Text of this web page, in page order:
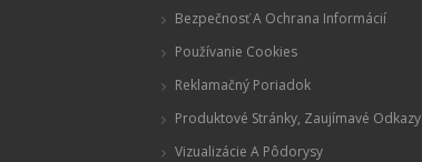
Bezpečnosť A Ochrana Informácií
Používanie Cookies
Reklamačný Poriadok
Produktové Stránky, Zaujímavé Odkazy
Vizualizácie A Pôdorysy